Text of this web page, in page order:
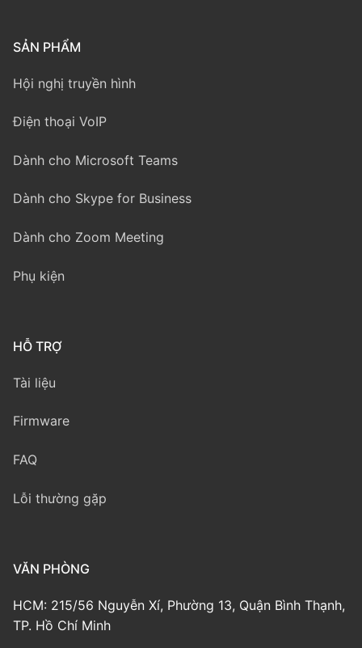
SẢN PHẨM
Hội nghị truyền hình
Điện thoại VoIP
Dành cho Microsoft Teams
Dành cho Skype for Business
Dành cho Zoom Meeting
Phụ kiện
HỖ TRỢ
Tài liệu
Firmware
FAQ
Lỗi thường gặp
VĂN PHÒNG
HCM: 215/56 Nguyễn Xí, Phường 13, Quận Bình Thạnh,
TP. Hồ Chí Minh